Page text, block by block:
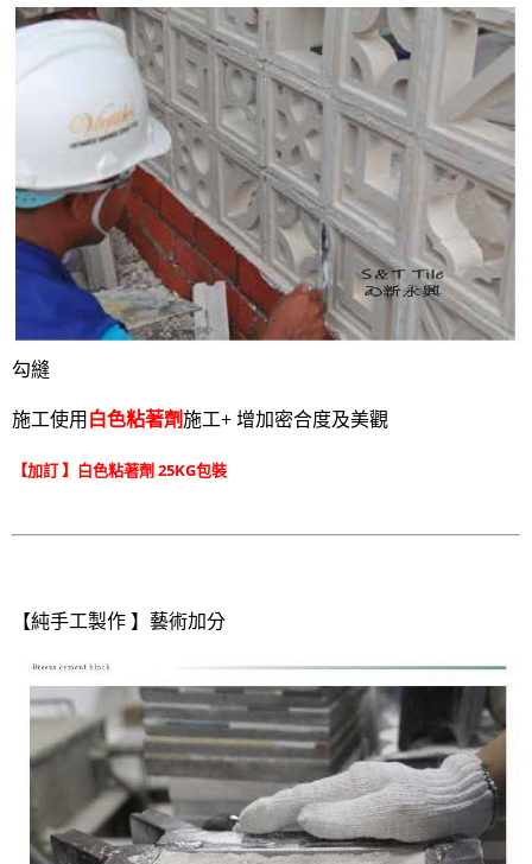
勾縫
施工使用白色粘著劑施工+ 增加密合度及美觀
【加訂 】白色粘著劑 25KG包裝
【純手工製作 】藝術加分